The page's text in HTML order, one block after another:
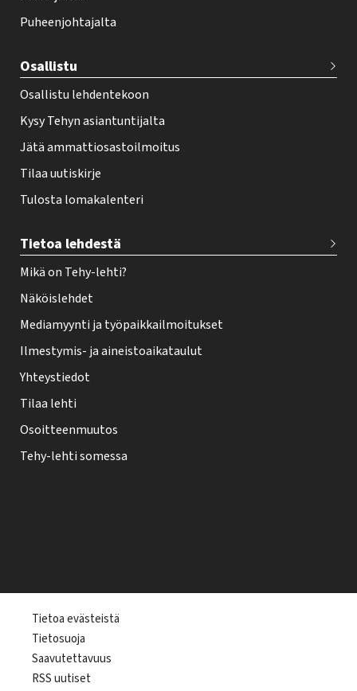
t
r
Puheenjohtajalta
Osallistu
Osallistu lehdentekoon
Kysy Tehyn asiantuntijalta
Jätä ammattiosastoilmoitus
Tilaa uutiskirje
Tulosta lomakalenteri
Tietoa lehdestä
Mikä on Tehy-lehti?
Näköislehdet
Mediamyynti ja työpaikkailmoitukset
Ilmestymis- ja aineistoaikataulut
Yhteystiedot
Tilaa lehti
Osoitteenmuutos
Tehy-lehti somessa
Tietoa evästeistä
Tietosuoja
Saavutettavuus
RSS uutiset